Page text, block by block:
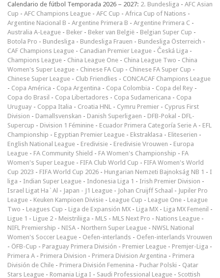
Calendario de fútbol Temporada 2026 – 2027: 2. Bundesliga - AFC Asian
Cup - AFC Champions League - AFC Cup - Africa Cup of Nations -
Argentine Nacional B - Argentine Primera B - Argentine Primera C -
Australia A-League - Beker - Beker van België - Belgian Super Cup -
Botola Pro - Bundesliga - Bundesliga Frauen - Bundesliga Österreich -
CAF Champions League - Canadian Premier League - Česká Liga -
Champions League - China League One - China League Two - China
Women's Super League - Chinese FA Cup - Chinese FA Super Cup -
Chinese Super League - Club Friendlies - CONCACAF Champions League
- Copa América - Copa Argentina - Copa Colombia - Copa del Rey -
Copa do Brasil - Copa Libertadores - Copa Sudamericana - Copa
Uruguay - Coppa Italia - Croatia HNL - Cymru Premier - Cyprus First
Division - Damallsvenskan - Danish Superligaen - DFB-Pokal - DFL-
Supercup - Division 1 Féminine - Ecuador Primera Categoría Serie A - EFL
Championship - Egyptian Premier League - Ekstraklasa - Eliteserien -
English National League - Eredivisie - Eredivisie Vrouwen - Europa
League - FA Community Shield - FA Women's Championship - FA
Women's Super League - FIFA Club World Cup - FIFA Women's World
Cup 2023 - FIFA World Cup 2026 - Hungarian Nemzeti Bajnokság NB 1 - I
liga - Indian Super League - Indonesia Liga 1 - Irish Premier Division -
Israel Ligat Ha`Al - Japan - J1 League - Johan Cruijff Schaal - Jupiler Pro
League - Keuken Kampioen Divisie - League Cup - League One - League
Two - Leagues Cup - Liga de Expansión MX - Liga MX - Liga MX Femenil -
Ligue 1 - Ligue 2 - Meistriliiga - MLS - MLS Next Pro - Nations League -
NIFL Premiership - NISA - Northern Super League - NWSL National
Women's Soccer League - Oefen-interlands - Oefen-interlands Vrouwen
- ÖFB-Cup - Paraguay Primera División - Premier League - Premjer-Liga -
Primera A - Primera Division - Primera Division Argentina - Primera
División de Chile - Primera División Femenina - Puchar Polski - Qatar
Stars League - Romania Liga I - Saudi Professional League - Scottish